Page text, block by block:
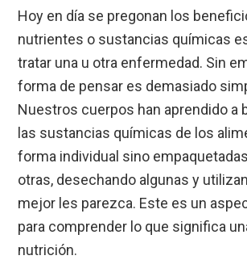
Hoy en día se pregonan los
nutrientes o sustancias químicas
tratar una u otra enfermedad. Sin
forma de pensar es demasiado
Nuestros cuerpos han aprendido a
las sustancias químicas de los
forma individual sino
otras, desechando algunas y
mejor les parezca. Este es un
para comprender lo que significa
nutrición.